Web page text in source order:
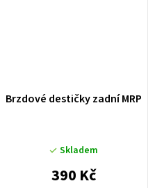
Brzdové destičky zadní MRP
Skladem
390 Kč